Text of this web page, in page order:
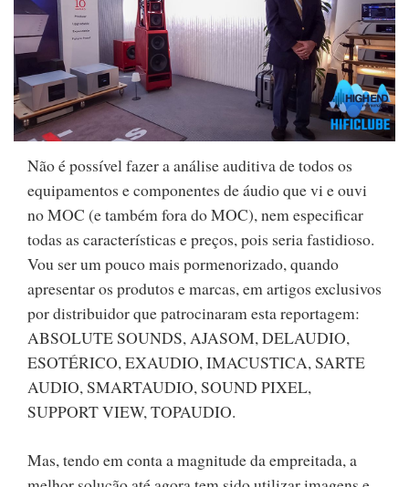
Não é possível fazer a análise auditiva de todos os
equipamentos e componentes de áudio que vi e ouvi
no MOC (e também fora do MOC), nem especificar
todas as características e preços, pois seria fastidioso.
Vou ser um pouco mais pormenorizado, quando
apresentar os produtos e marcas, em artigos exclusivos
por distribuidor que patrocinaram esta reportagem:
ABSOLUTE SOUNDS, AJASOM, DELAUDIO,
ESOTÉRICO, EXAUDIO, IMACUSTICA, SARTE
AUDIO, SMARTAUDIO, SOUND PIXEL,
SUPPORT VIEW, TOPAUDIO.
Mas, tendo em conta a magnitude da empreitada, a